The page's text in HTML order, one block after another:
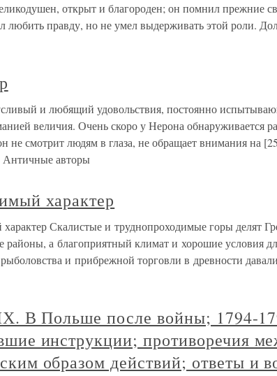
открыт и благороден; он помнил прежние
любить правду, но не умел выдерживать этой роли.
и любящий удовольствия, постоянно
величия. Очень скоро у Нерона обнаруживается
не смотрит людям в глаза, не обращает внимания на
авторы
характер
Скалистые и труднопроходимые горы делят
районы, а благоприятный климат и хорошие условия
и прибрежной торговли в древности
В Польше после войны; 1794-
инструкции; противоречия
образом действий; ответы и